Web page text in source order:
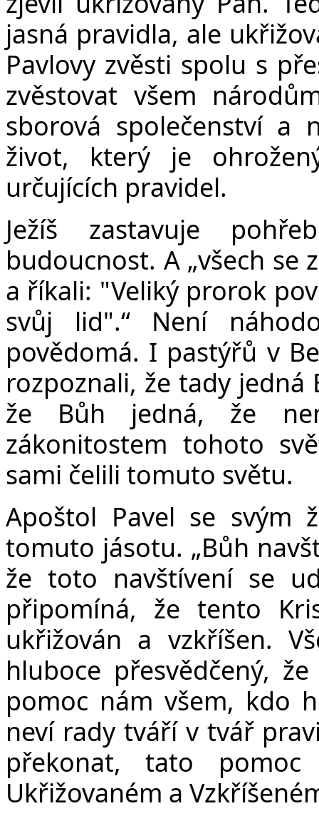
jasná pravidla, ale
Pavlovy zvěsti spolu s
zvěstovat všem
sborová společenství
život, který je
určujících pravidel.
Ježíš zastavuje
budoucnost. A „všech se
a říkali: "Veliký prorok
svůj lid".“ Není
povědomá. I pastýřů v
rozpoznali, že tady
že Bůh jedná, že
zákonitostem tohoto
sami čelili tomuto světu.
Apoštol Pavel se svým
tomuto jásotu. „Bůh
že toto navštívení se
připomíná, že tento
ukřižován a vzkříšen.
hluboce přesvědčený,
pomoc nám všem, kdo
neví rady tváří v tvář
překonat, tato
Ukřižovaném a